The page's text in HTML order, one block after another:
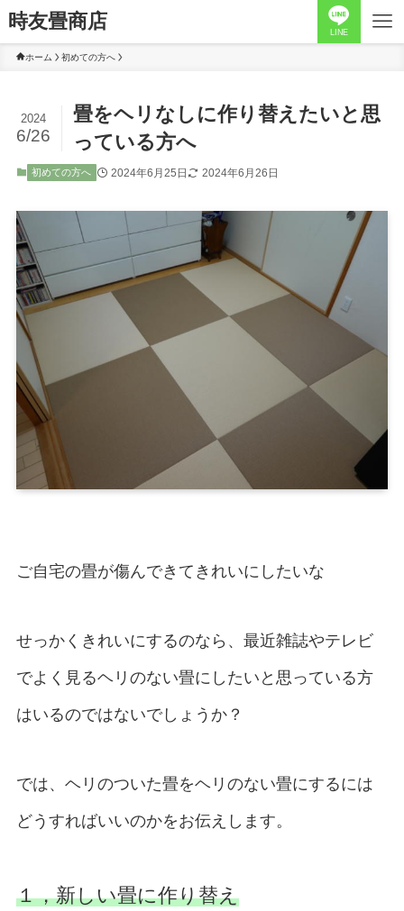
時友畳商店 LINE
ホーム 初めての方へ
畳をヘリなしに作り替えたいと思
っている方へ
2024
6/26
初めての方へ 2024年6月25日 2024年6月26日
ご自宅の畳が傷んできてきれいにしたいな
せっかくきれいにするのなら、最近雑誌やテレビ
でよく見るヘリのない畳にしたいと思っている方
はいるのではないでしょうか？
では、ヘリのついた畳をヘリのない畳にするには
どうすればいいのかをお伝えします。
１，新しい畳に作り替え